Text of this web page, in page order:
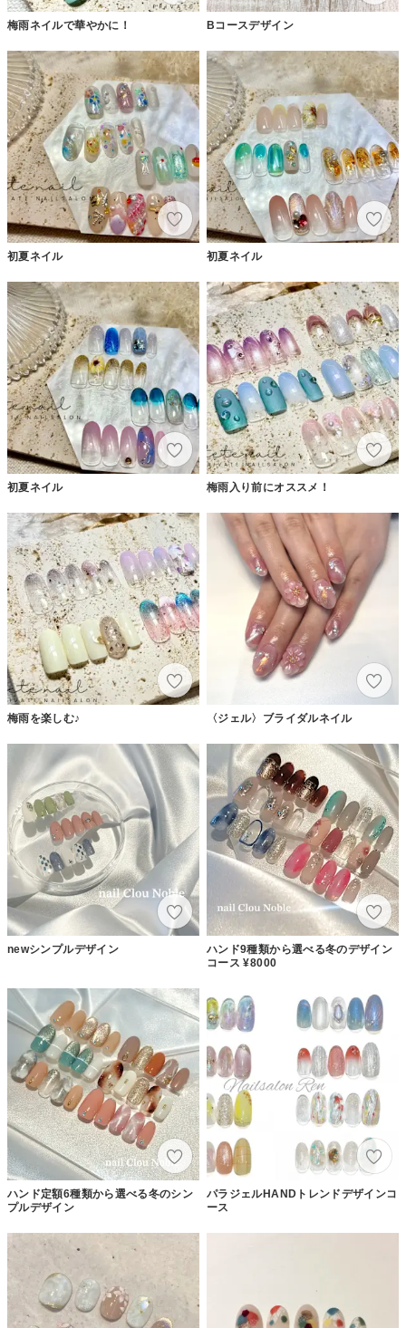
梅雨ネイルで華やかに！ Bコースデザイン
初夏ネイル 初夏ネイル
初夏ネイル 梅雨入り前にオススメ！
梅雨を楽しむ♪ 〈ジェル〉ブライダルネイル
newシンプルデザイン
ハンド9種類から選べる冬のデザイン
コース ¥8000
ハンド定額6種類から選べる冬のシン
プルデザイン
パラジェルHANDトレンドデザインコ
ース